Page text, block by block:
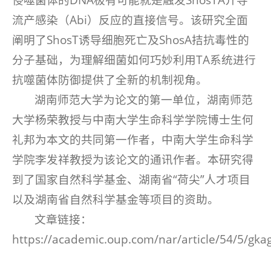
流产感染（Abi）反应的直接信号。该研究全面
阐明了ShosT诱导细胞死亡及ShosA拮抗毒性的
分子基础，为理解细菌如何巧妙利用TA系统进行
抗噬菌体防御提供了全新的机制视角。
湖南师范大学为论文的第一单位，湖南师范
大学杨荣教授与中南大学生命科学学院博士生何
礼邦为本文的共同第一作者，中南大学生命科学
学院李发祥教授为该论文的通讯作者。本研究得
到了国家自然科学基金、湖南省“荷尖”人才项目
以及湖南省自然科学基金等项目的资助。
文章链接：
https://academic.oup.com/nar/article/54/5/